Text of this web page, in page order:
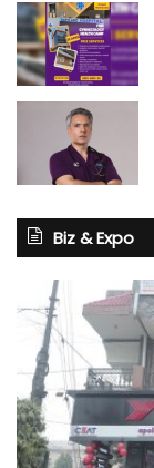
Biz & Expo